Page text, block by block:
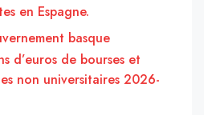
en Espagne.
basque
d’euros de bourses et
non universitaires 2026-